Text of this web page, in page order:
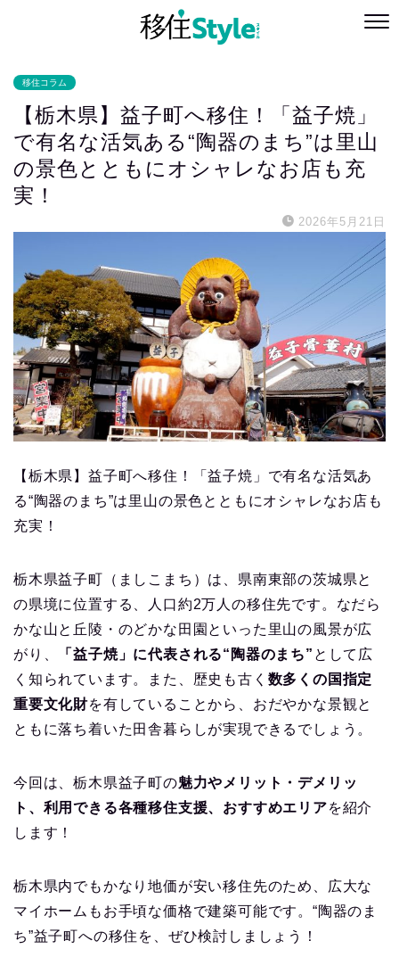
移住コラム
【栃木県】益子町へ移住！「益子焼」
で有名な活気ある“陶器のまち”は里山
の景色とともにオシャレなお店も充
実！
2026年5月21日
【栃木県】益子町へ移住！「益子焼」で有名な活気あ
る“陶器のまち”は里山の景色とともにオシャレなお店も
充実！
栃木県益子町（ましこまち）は、県南東部の茨城県と
の県境に位置する、人口約2万人の移住先です。なだら
かな山と丘陵・のどかな田園といった里山の風景が広
がり、
「益子焼」に代表される“陶器のまち” として広
く知られています。また、歴史も古く 数多くの国指定
重要文化財を有していることから、おだやかな景観と
ともに落ち着いた田舎暮らしが実現できるでしょう。
今回は、栃木県益子町の魅力やメリット・デメリッ
ト、利用できる各種移住支援、おすすめエリアを紹介
します！
栃木県内でもかなり地価が安い移住先のため、広大な
マイホームもお手頃な価格で建築可能です。“陶器のま
ち”益子町への移住を、ぜひ検討しましょう！